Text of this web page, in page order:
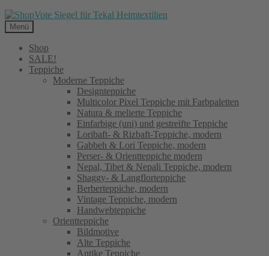
Menü
Shop
SALE!
Teppiche
Moderne Teppiche
Designteppiche
Multicolor Pixel Teppiche mit Farbpaletten
Natura & melierte Teppiche
Einfarbige (uni) und gestreifte Teppiche
Loribaft- & Rizbaft-Teppiche, modern
Gabbeh & Lori Teppiche, modern
Perser- & Orientteppiche modern
Nepal, Tibet & Nepali Teppiche, modern
Shaggy- & Langflorteppiche
Berberteppiche, modern
Vintage Teppiche, modern
Handwebteppiche
Orientteppiche
Bildmotive
Alte Teppiche
Antike Teppiche